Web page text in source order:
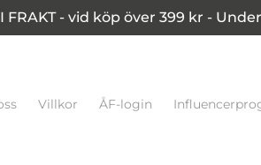
FRAKT - vid köp över 399 kr -
Villkor ÅF-login